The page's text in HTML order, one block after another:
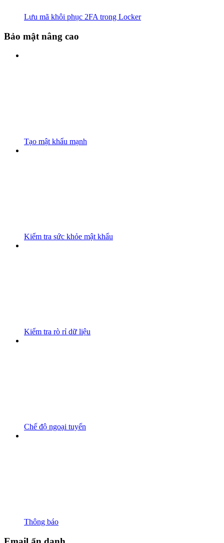
Lưu mã khôi phục 2FA trong Locker
Bảo mật nâng cao
Tạo mật khẩu mạnh
Kiểm tra sức khỏe mật khẩu
Kiểm tra rò rỉ dữ liệu
Chế độ ngoại tuyến
Thông báo